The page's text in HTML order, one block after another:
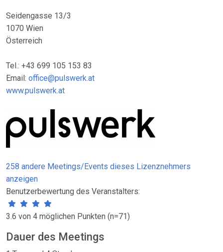
Seidengasse 13/3
1070 Wien
Österreich
Tel.: +43 699 105 153 83
Email: office@pulswerk.at
www.pulswerk.at
258 andere Meetings/Events dieses Lizenznehmers
anzeigen
Benutzerbewertung des Veranstalters:
3.6 von 4 möglichen Punkten (n=71)
Dauer des Meetings